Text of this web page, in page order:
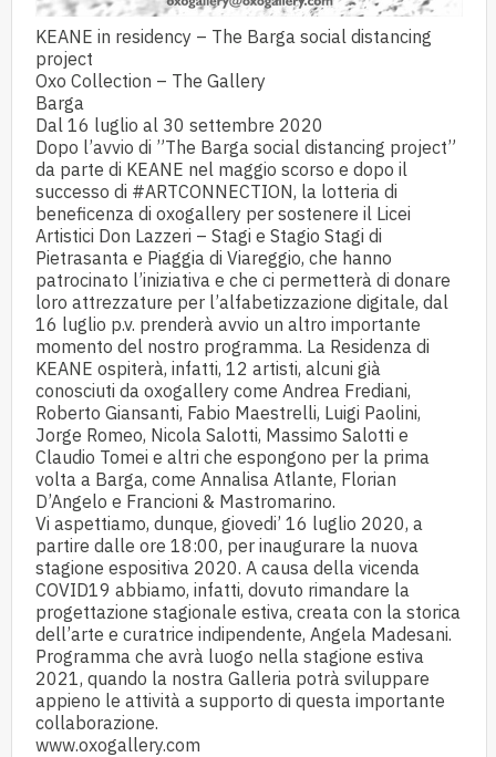
KEANE in residency – The Barga social distancing
project
Oxo Collection – The Gallery
Barga
Dal 16 luglio al 30 settembre 2020
Dopo l’avvio di ”The Barga social distancing project”
da parte di KEANE nel maggio scorso e dopo il
successo di #ARTCONNECTION, la lotteria di
beneficenza di oxogallery per sostenere il Licei
Artistici Don Lazzeri – Stagi e Stagio Stagi di
Pietrasanta e Piaggia di Viareggio, che hanno
patrocinato l’iniziativa e che ci permetterà di donare
loro attrezzature per l’alfabetizzazione digitale, dal
16 luglio p.v. prenderà avvio un altro importante
momento del nostro programma. La Residenza di
KEANE ospiterà, infatti, 12 artisti, alcuni già
conosciuti da oxogallery come Andrea Frediani,
Roberto Giansanti, Fabio Maestrelli, Luigi Paolini,
Jorge Romeo, Nicola Salotti, Massimo Salotti e
Claudio Tomei e altri che espongono per la prima
volta a Barga, come Annalisa Atlante, Florian
D’Angelo e Francioni & Mastromarino.
Vi aspettiamo, dunque, giovedi’ 16 luglio 2020, a
partire dalle ore 18:00, per inaugurare la nuova
stagione espositiva 2020. A causa della vicenda
COVID19 abbiamo, infatti, dovuto rimandare la
progettazione stagionale estiva, creata con la storica
dell’arte e curatrice indipendente, Angela Madesani.
Programma che avrà luogo nella stagione estiva
2021, quando la nostra Galleria potrà sviluppare
appieno le attività a supporto di questa importante
collaborazione.
www.oxogallery.com